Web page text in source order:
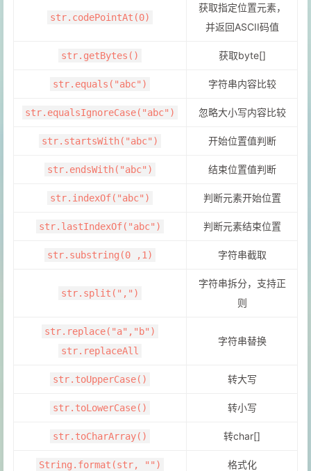
str.codePointAt(0)
获取指定位置元素，
并返回ASCII码值
str.getBytes() 获取byte[]
str.equals("abc") 字符串内容比较
str.equalsIgnoreCase("abc") 忽略大小写内容比较
str.startsWith("abc") 开始位置值判断
str.endsWith("abc") 结束位置值判断
str.indexOf("abc") 判断元素开始位置
str.lastIndexOf("abc") 判断元素结束位置
str.substring(0 ,1) 字符串截取
str.split(",")
字符串拆分，支持正
则
str.replace("a","b")
str.replaceAll
字符串替换
str.toUpperCase() 转大写
str.toLowerCase() 转小写
str.toCharArray() 转char[]
String.format(str, "") 格式化